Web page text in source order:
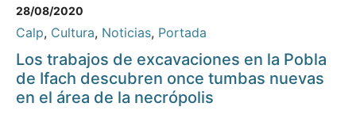
28/08/2020
Calp, Cultura, Noticias, Portada
Los trabajos de excavaciones en la Pobla
de Ifach descubren once tumbas nuevas
en el área de la necrópolis